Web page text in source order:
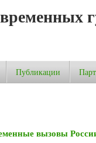
Публикации
вызовы